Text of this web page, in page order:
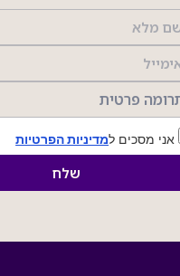
אני מסכים למדיניות הפרטיות
שלח